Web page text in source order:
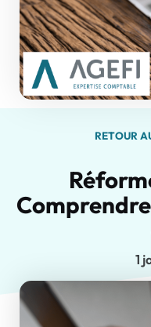
RETOUR
1